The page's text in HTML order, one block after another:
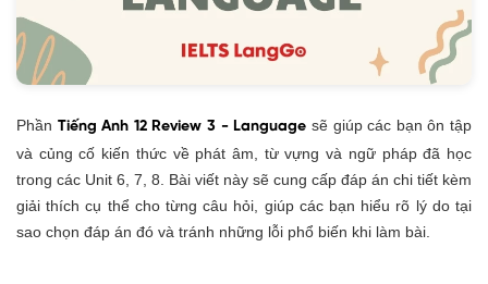
Vocabulary
Grammar
Phần Tiếng Anh 12 Review 3 - Language sẽ giúp các bạn ôn tập
và củng cố kiến thức về phát âm, từ vựng và ngữ pháp đã học
trong các Unit 6, 7, 8. Bài viết này sẽ cung cấp đáp án chi tiết kèm
giải thích cụ thể cho từng câu hỏi, giúp các bạn hiểu rõ lý do tại
sao chọn đáp án đó và tránh những lỗi phổ biến khi làm bài.